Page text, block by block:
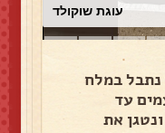
עוגת שוקולד
נתבל במלח
עד
את